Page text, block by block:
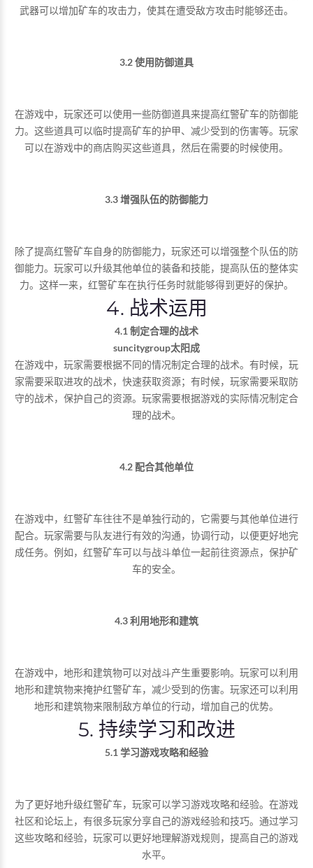
武器可以增加矿车的攻击力，使其在遭受敌方攻击时能够还击。
3.2 使用防御道具
在游戏中，玩家还可以使用一些防御道具来提高红警矿车的防御能
力。这些道具可以临时提高矿车的护甲、减少受到的伤害等。玩家
可以在游戏中的商店购买这些道具，然后在需要的时候使用。
3.3 增强队伍的防御能力
除了提高红警矿车自身的防御能力，玩家还可以增强整个队伍的防
御能力。玩家可以升级其他单位的装备和技能，提高队伍的整体实
力。这样一来，红警矿车在执行任务时就能够得到更好的保护。
4. 战术运用
4.1 制定合理的战术
suncitygroup太阳成
在游戏中，玩家需要根据不同的情况制定合理的战术。有时候，玩
家需要采取进攻的战术，快速获取资源；有时候，玩家需要采取防
守的战术，保护自己的资源。玩家需要根据游戏的实际情况制定合
理的战术。
4.2 配合其他单位
在游戏中，红警矿车往往不是单独行动的，它需要与其他单位进行
配合。玩家需要与队友进行有效的沟通，协调行动，以便更好地完
成任务。例如，红警矿车可以与战斗单位一起前往资源点，保护矿
车的安全。
4.3 利用地形和建筑
在游戏中，地形和建筑物可以对战斗产生重要影响。玩家可以利用
地形和建筑物来掩护红警矿车，减少受到的伤害。玩家还可以利用
地形和建筑物来限制敌方单位的行动，增加自己的优势。
5. 持续学习和改进
5.1 学习游戏攻略和经验
为了更好地升级红警矿车，玩家可以学习游戏攻略和经验。在游戏
社区和论坛上，有很多玩家分享自己的游戏经验和技巧。通过学习
这些攻略和经验，玩家可以更好地理解游戏规则，提高自己的游戏
水平。